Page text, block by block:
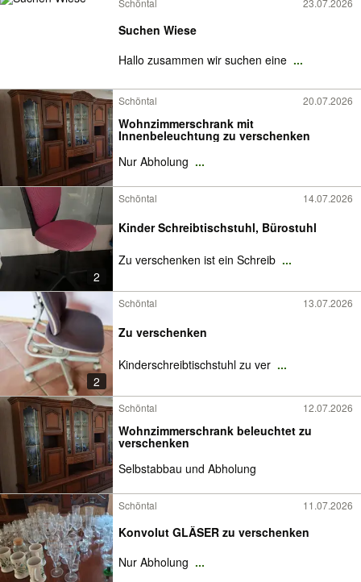
Suchen Wiese
Hallo zusammen wir suchen eine ...
Schöntal 20.07.2026
Wohnzimmerschrank mit
Innenbeleuchtung zu verschenken
Nur Abholung ...
2
Schöntal 14.07.2026
Kinder Schreibtischstuhl, Bürostuhl
Zu verschenken ist ein Schreib ...
2
Schöntal 13.07.2026
Zu verschenken
Kinderschreibtischstuhl zu ver ...
Schöntal 12.07.2026
Wohnzimmerschrank beleuchtet zu
verschenken
Selbstabbau und Abholung
Schöntal 11.07.2026
Konvolut GLÄSER zu verschenken
Nur Abholung ...